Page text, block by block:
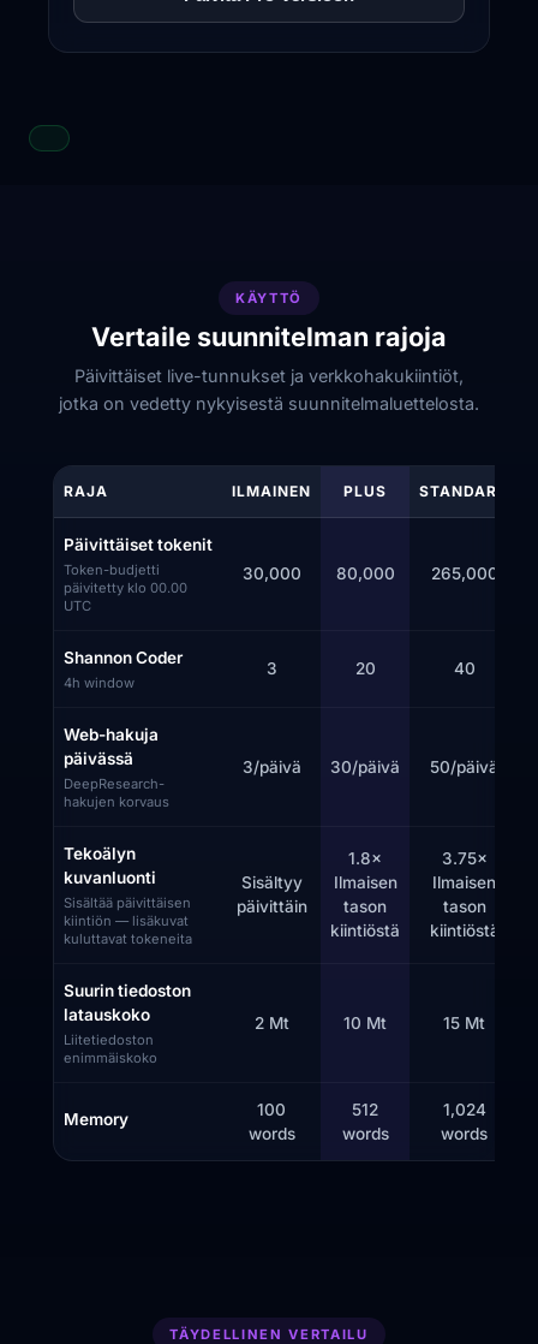
KÄYTTÖ
Vertaile suunnitelman rajoja
Päivittäiset live-tunnukset ja verkkohakukiintiöt,
jotka on vedetty nykyisestä suunnitelmaluettelosta.
RAJA ILMAINEN PLUS STANDARD
Päivittäiset tokenit
Token-budjetti
päivitetty klo 00.00
UTC
30,000 80,000 265,000
Shannon Coder
4h window
3 20 40
Web-hakuja
päivässä
DeepResearch-
hakujen korvaus
3/päivä 30/päivä 50/päivä
Tekoälyn
kuvanluonti
Sisältää päivittäisen
kiintiön — lisäkuvat
kuluttavat tokeneita
Sisältyy
päivittäin
1.8×
Ilmaisen
tason
kiintiöstä
3.75×
Ilmaisen
tason
kiintiöstä
Suurin tiedoston
latauskoko
Liitetiedoston
enimmäiskoko
2 Mt 10 Mt 15 Mt
Memory
100
words
512
words
1,024
words
TÄYDELLINEN VERTAILU